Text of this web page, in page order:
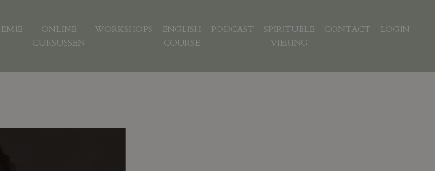
ONLINE
CURSUSSEN
WORKSHOPS
ENGLISH
COURSE
PODCAST
SPIRITUELE
VIERING
CONTACT LOGIN